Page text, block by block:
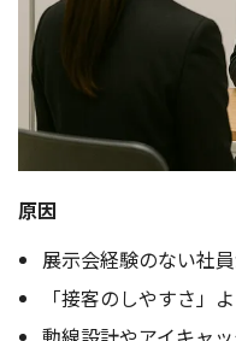
原因
展示会経験のない社
「接客のしやすさ」